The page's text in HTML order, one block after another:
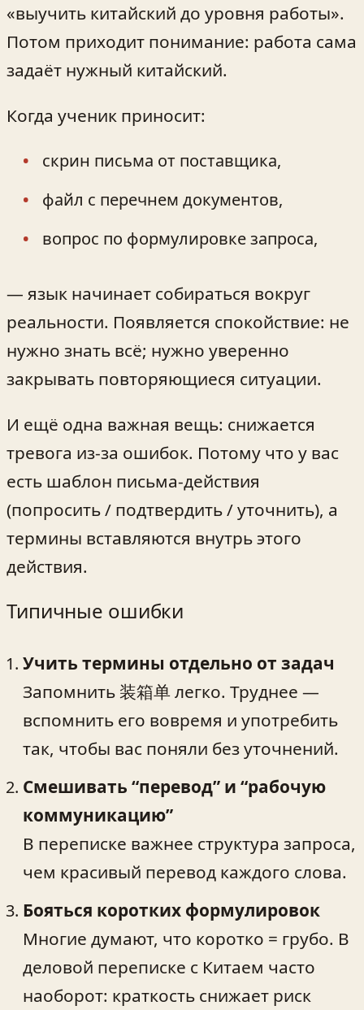
«выучить китайский до уровня работы».
Потом приходит понимание: работа сама
задаёт нужный китайский.
Когда ученик приносит:
скрин письма от поставщика,
файл с перечнем документов,
вопрос по формулировке запроса,
— язык начинает собираться вокруг
реальности. Появляется спокойствие: не
нужно знать всё; нужно уверенно
закрывать повторяющиеся ситуации.
И ещё одна важная вещь: снижается
тревога из-за ошибок. Потому что у вас
есть шаблон письма‑действия
(попросить / подтвердить / уточнить), а
термины вставляются внутрь этого
действия.
Типичные ошибки
Учить термины отдельно от задач
Запомнить 装箱单 легко. Труднее —
вспомнить его вовремя и употребить
так, чтобы вас поняли без уточнений.
Смешивать “перевод” и “рабочую
коммуникацию”
В переписке важнее структура запроса,
чем красивый перевод каждого слова.
Бояться коротких формулировок
Многие думают, что коротко = грубо. В
деловой переписке с Китаем часто
наоборот: краткость снижает риск